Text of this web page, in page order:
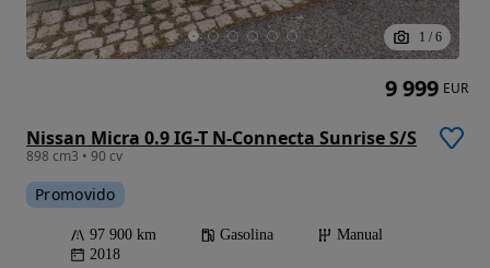
1 / 6
Nissan Micra 0.9 IG-T N-Connecta Sunrise S/S
898 cm3 • 90 cv
Promovido
97 900 km Gasolina
Manual
2018
9 999 EUR